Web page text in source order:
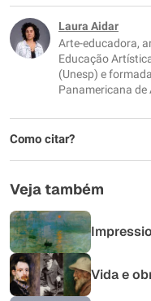
Este conteúdo não
Outro
Laura Aidar
Arte-educadora,
Educação
(Unesp) e
Panamericana de
Como citar?
Veja também
Vida e